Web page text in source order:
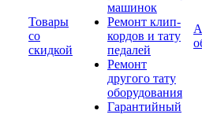
Товары
со
скидкой
машинок
Ремонт клип-
кордов и тату
педалей
Ремонт
другого тату
оборудования
Гарантийный